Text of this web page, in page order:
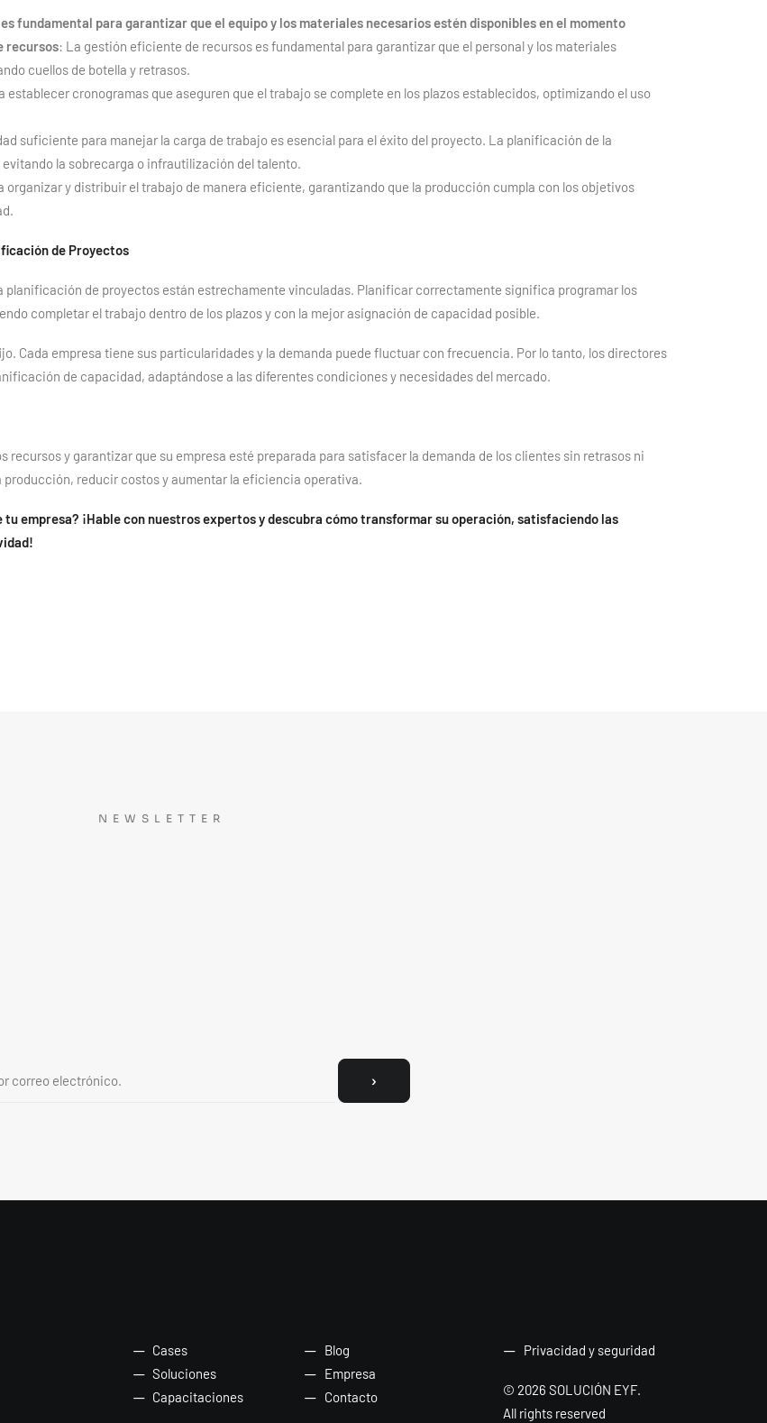
fundamental para garantizar que el equipo y los materiales necesarios estén disponibles en el momento
recursos: La gestión eficiente de recursos es fundamental para garantizar que el personal y los materiales
cuellos de botella y retrasos.
cronogramas que aseguren que el trabajo se complete en los plazos establecidos, optimizando el uso
suficiente para manejar la carga de trabajo es esencial para el éxito del proyecto. La planificación de la
la sobrecarga o infrautilización del talento.
organizar y distribuir el trabajo de manera eficiente, garantizando que la producción cumpla con los objetivos
de Proyectos
de proyectos están estrechamente vinculadas. Planificar correctamente significa programar los
completar el trabajo dentro de los plazos y con la mejor asignación de capacidad posible.
Cada empresa tiene sus particularidades y la demanda puede fluctuar con frecuencia. Por lo tanto, los directores
de capacidad, adaptándose a las diferentes condiciones y necesidades del mercado.
y garantizar que su empresa esté preparada para satisfacer la demanda de los clientes sin retrasos ni
reducir costos y aumentar la eficiencia operativa.
empresa? ¡Hable con nuestros expertos y descubra cómo transformar su operación, satisfaciendo las
NEWSLETTER
Cases
Soluciones
Capacitaciones
Blog
Empresa
Contacto
Privacidad y seguridad
© 2026 SOLUCIÓN EYF.
All rights reserved